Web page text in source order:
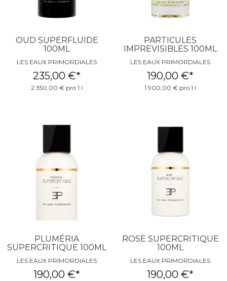
OUD SUPERFLUIDE
100ML
LES EAUX PRIMORDIALES
235,00 €*
2.350,00 € pro 1 l
PARTICULES
IMPREVISIBLES 100ML
LES EAUX PRIMORDIALES
190,00 €*
1.900,00 € pro 1 l
PLUMÉRIA
SUPERCRITIQUE 100ML
LES EAUX PRIMORDIALES
190,00 €*
ROSE SUPERCRITIQUE
100ML
LES EAUX PRIMORDIALES
190,00 €*